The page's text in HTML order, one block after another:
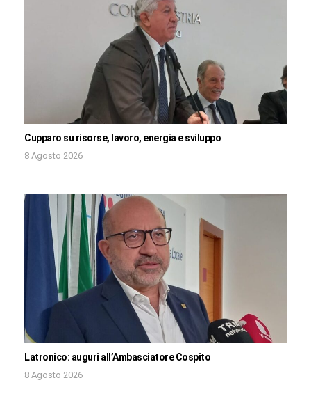
Cupparo su risorse, lavoro, energia e sviluppo
8 Agosto 2026
Latronico: auguri all’Ambasciatore Cospito
8 Agosto 2026